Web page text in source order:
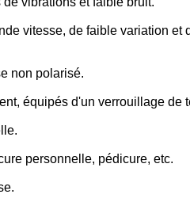
vitesse, de faible variation et
non polarisé.
équipés d'un verrouillage de
personnelle, pédicure, etc.